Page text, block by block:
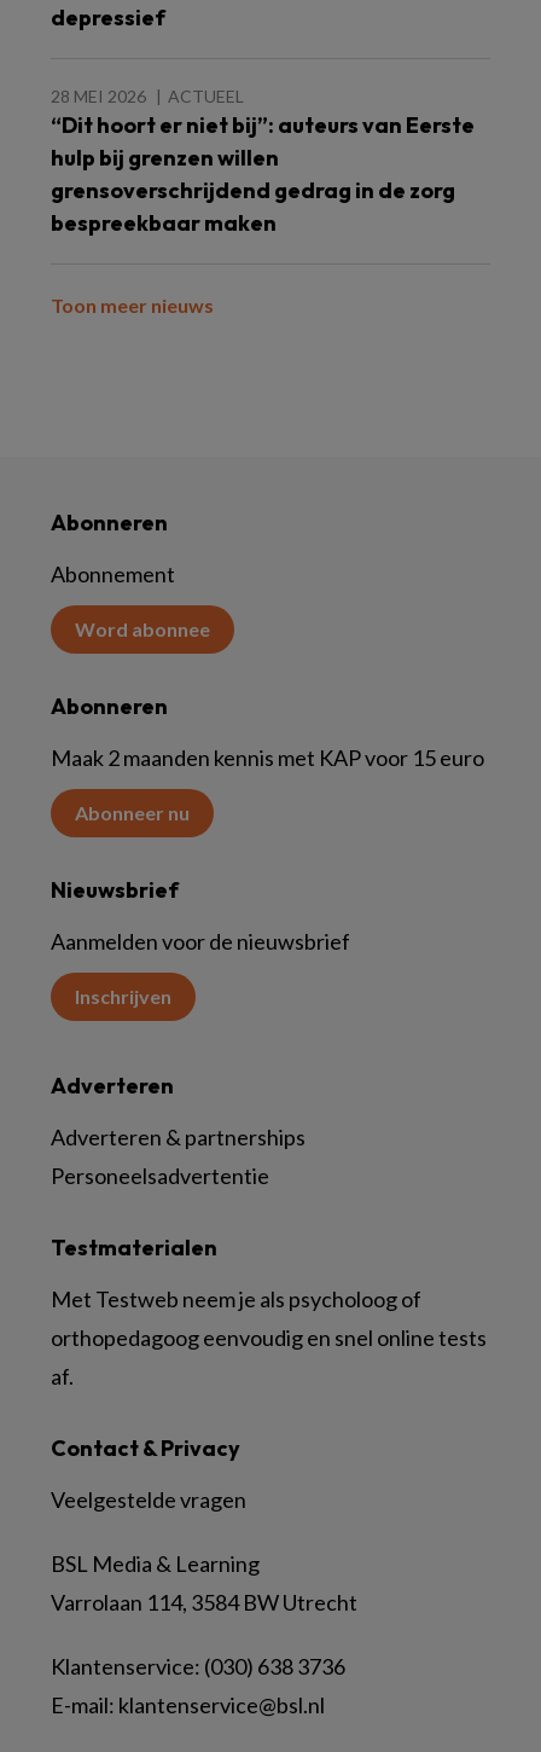
depressief
28 MEI 2026 ACTUEEL
“Dit hoort er niet bij”: auteurs van Eerste
hulp bij grenzen willen
grensoverschrijdend gedrag in de zorg
bespreekbaar maken
Toon meer nieuws
Abonneren
Abonnement
Word abonnee
Abonneren
Maak 2 maanden kennis met KAP voor 15 euro
Abonneer nu
Nieuwsbrief
Aanmelden voor de nieuwsbrief
Inschrijven
Contact & Privacy
Veelgestelde vragen
BSL Media & Learning
Varrolaan 114, 3584 BW Utrecht
Klantenservice: (030) 638 3736
E-mail: klantenservice@bsl.nl
Testmaterialen
Met Testweb neem je als psycholoog of
orthopedagoog eenvoudig en snel online tests
af.
Adverteren
Adverteren & partnerships
Personeelsadvertentie